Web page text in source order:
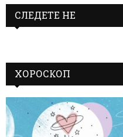
СЛЕДЕТЕ НЕ
ХОРОСКОП